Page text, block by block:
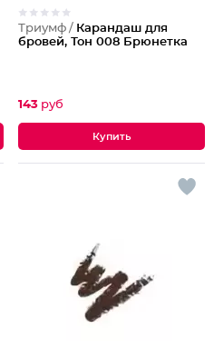
Триумф / Карандаш для
бровей, Тон 008 Брюнетка
143 руб